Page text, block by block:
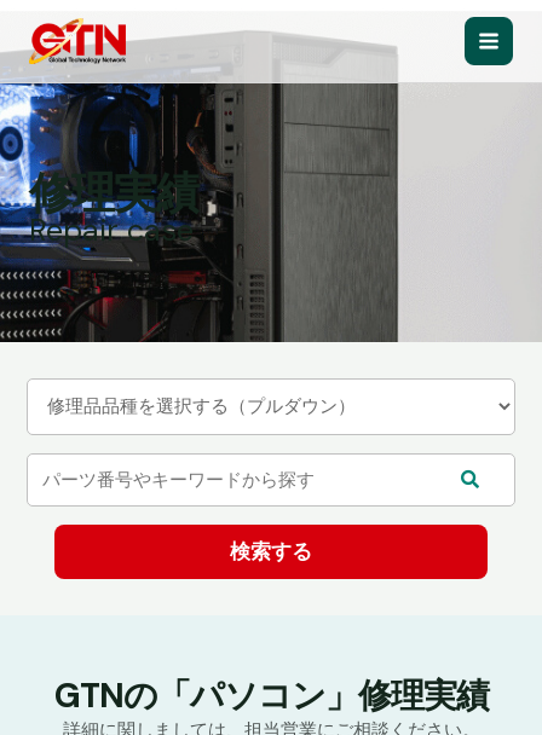
を
ス
キ
ッ
プ
Main
修理実績
Repair case
GTNの「パソコン」修理実績
詳細に関しましては、担当営業にご相談ください。